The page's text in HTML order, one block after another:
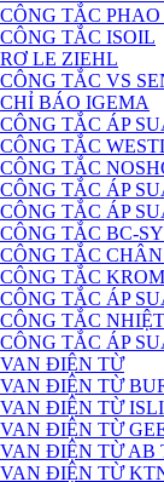
CÔNG TẮC
CÔNG TẮC ISOIL
RƠ LE ZIEHL
CÔNG TẮC VS
CHỈ BÁO IGEMA
CÔNG TẮC ÁP
CÔNG TẮC
CÔNG TẮC
CÔNG TẮC ÁP
CÔNG TẮC ÁP
CÔNG TẮC BC-
CÔNG TẮC
CÔNG TẮC
CÔNG TẮC ÁP
CÔNG TẮC
CÔNG TẮC ÁP
VAN ĐIỆN TỪ
VAN ĐIỆN TỪ
VAN ĐIỆN TỪ
VAN ĐIỆN TỪ
VAN ĐIỆN TỪ AB
VAN ĐIỆN TỪ